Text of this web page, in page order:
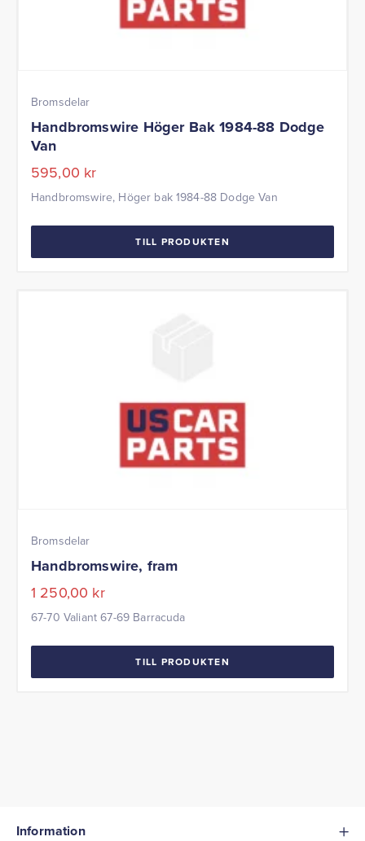
Bromsdelar
Handbromswire Höger Bak 1984-88 Dodge
Van
595,00 kr
Handbromswire, Höger bak 1984-88 Dodge Van
TILL PRODUKTEN
Bromsdelar
Handbromswire, fram
1 250,00 kr
67-70 Valiant 67-69 Barracuda
TILL PRODUKTEN
Information